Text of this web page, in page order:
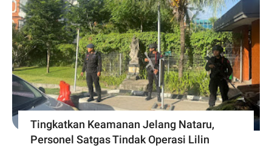
Tingkatkan Keamanan Jelang Nataru,
Personel Satgas Tindak Operasi Lilin